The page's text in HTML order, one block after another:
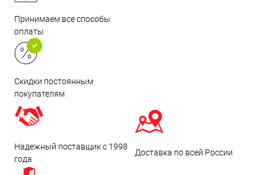
Принимаем все способы
оплаты
Скидки постоянным
покупателям
Надежный поставщик с 1998
года
Доставка по всей России